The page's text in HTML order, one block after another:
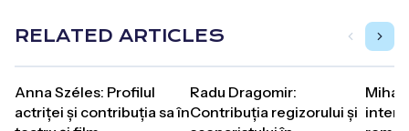
RELATED ARTICLES
Anna Széles: Profilul
actriței și contribuția sa în
Radu Dragomir:
Contribuția regizorului și
Mihai